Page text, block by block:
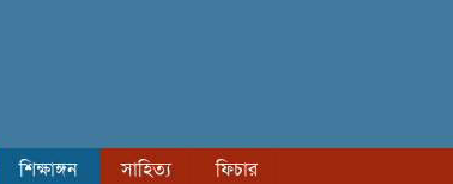
শিক্ষাঙ্গন সাহিত্য
ফিচার